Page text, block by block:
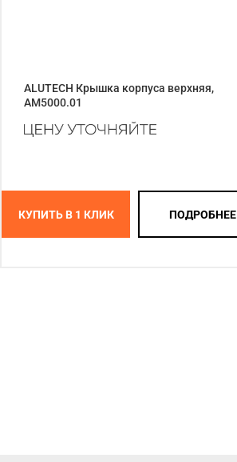
ALUTECH Крышка корпуса верхняя,
AM5000.01
КУПИТЬ В 1 КЛИК ПОДРОБНЕЕ